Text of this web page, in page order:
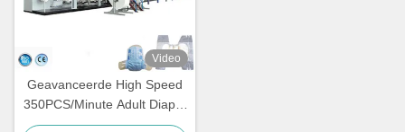
Video
Geavanceerde High Speed
350PCS/Minute Adult Diaper
Making Machine